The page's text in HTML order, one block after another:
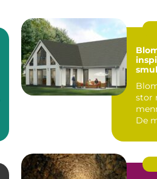
stor
De